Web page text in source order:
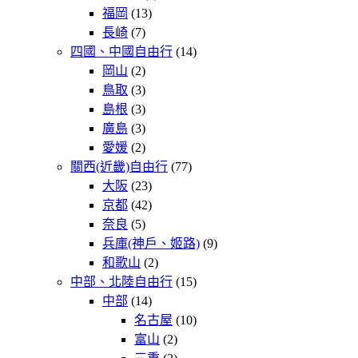
福岡 (13)
長崎 (7)
四國、中國自由行 (14)
岡山 (2)
鳥取 (3)
島根 (3)
廣島 (3)
愛媛 (2)
關西(近畿)自由行 (77)
大阪 (23)
京都 (42)
奈良 (5)
兵庫(神戶、姬路) (9)
和歌山 (2)
中部、北陸自由行 (15)
中部 (14)
名古屋 (10)
富山 (2)